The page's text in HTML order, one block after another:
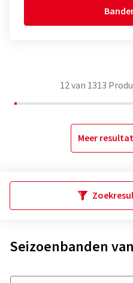
12van 1313
Meer
Seizoenbanden